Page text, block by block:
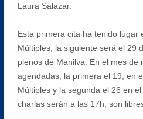
Laura Salazar.
Esta primera cita ha tenido lugar
Múltiples, la siguiente será el 29
plenos de Manilva. En el mes de
agendadas, la primera el 19, en
Múltiples y la segunda el 26 en
charlas serán a las 17h, son